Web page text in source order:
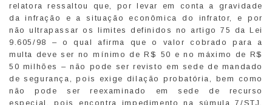
relatora ressaltou que, por levar em conta a gravidade
da infração e a situação econômica do infrator, e por
não ultrapassar os limites definidos no artigo 75 da Lei
9.605/98 – o qual afirma que o valor cobrado para a
multa deve ser no mínimo de R$ 50 e no máximo de R$
50 milhões – não pode ser revisto em sede de mandado
de segurança, pois exige dilação probatória, bem como
não pode ser reexaminado em sede de recurso
especial, pois encontra impedimento na súmula 7/STJ,